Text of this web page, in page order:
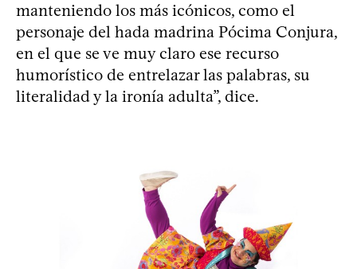
manteniendo los más icónicos, como el
personaje del hada madrina Pócima Conjura,
en el que se ve muy claro ese recurso
humorístico de entrelazar las palabras, su
literalidad y la ironía adulta”, dice.